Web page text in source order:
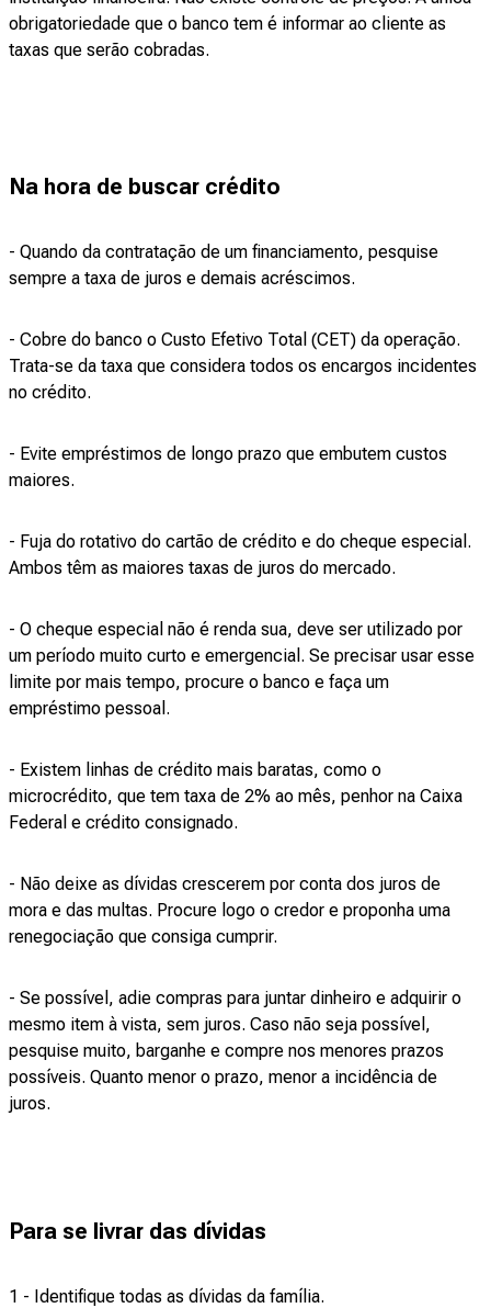
obrigatoriedade que o banco tem é informar ao cliente as
taxas que serão cobradas.
Na hora de buscar crédito
- Quando da contratação de um financiamento, pesquise
sempre a taxa de juros e demais acréscimos.
- Cobre do banco o Custo Efetivo Total (CET) da operação.
Trata-se da taxa que considera todos os encargos incidentes
no crédito.
- Evite empréstimos de longo prazo que embutem custos
maiores.
- Fuja do rotativo do cartão de crédito e do cheque especial.
Ambos têm as maiores taxas de juros do mercado.
- O cheque especial não é renda sua, deve ser utilizado por
um período muito curto e emergencial. Se precisar usar esse
limite por mais tempo, procure o banco e faça um
empréstimo pessoal.
- Existem linhas de crédito mais baratas, como o
microcrédito, que tem taxa de 2% ao mês, penhor na Caixa
Federal e crédito consignado.
- Não deixe as dívidas crescerem por conta dos juros de
mora e das multas. Procure logo o credor e proponha uma
renegociação que consiga cumprir.
- Se possível, adie compras para juntar dinheiro e adquirir o
mesmo item à vista, sem juros. Caso não seja possível,
pesquise muito, barganhe e compre nos menores prazos
possíveis. Quanto menor o prazo, menor a incidência de
juros.
Para se livrar das dívidas
1 - Identifique todas as dívidas da família.